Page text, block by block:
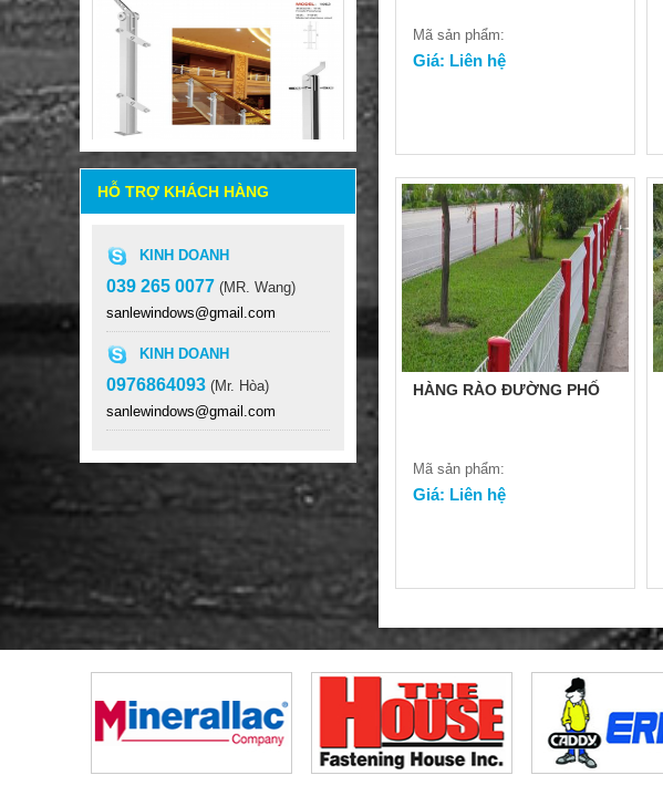
LAN CAN INOX 304-316
SL-STH-1062
Giá: Liên hệ
TAY VỊN GỖ
Giá: Liên hệ
HỖ TRỢ KHÁCH HÀNG
KINH DOANH
039 265 0077 (MR. Wang)
sanlewindows@gmail.com
KINH DOANH
0976864093 (Mr. Hòa)
sanlewindows@gmail.com
Mã sản phẩm:
Giá: Liên hệ
HÀNG RÀO ĐƯỜNG PHỐ
Mã sản phẩm:
Giá: Liên hệ